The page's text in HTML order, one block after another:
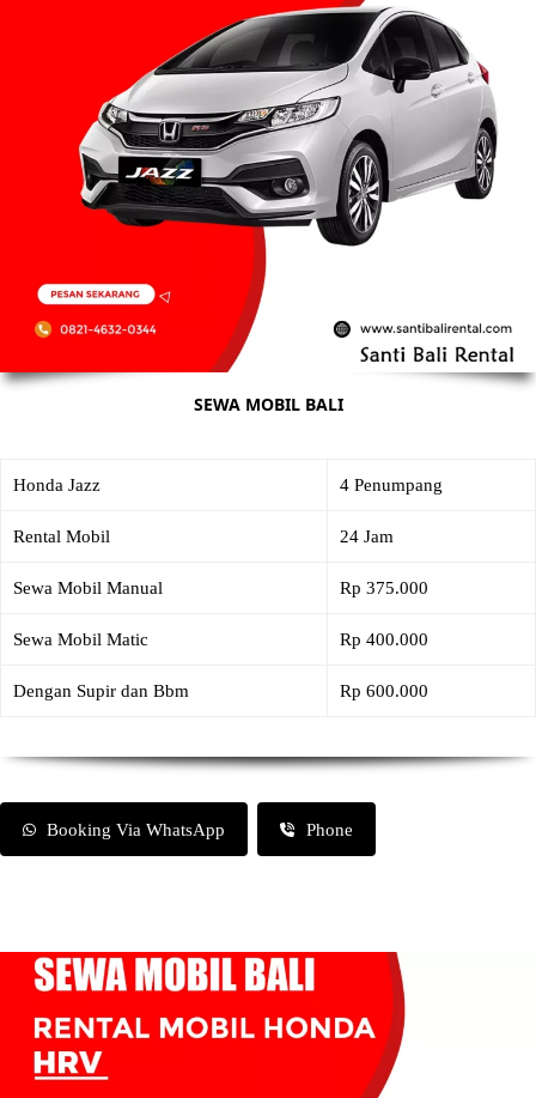
SEWA MOBIL BALI
Honda Jazz 4 Penumpang
Rental Mobil 24 Jam
Sewa Mobil Manual Rp 375.000
Sewa Mobil Matic Rp 400.000
Dengan Supir dan Bbm Rp 600.000
Booking Via WhatsApp Phone